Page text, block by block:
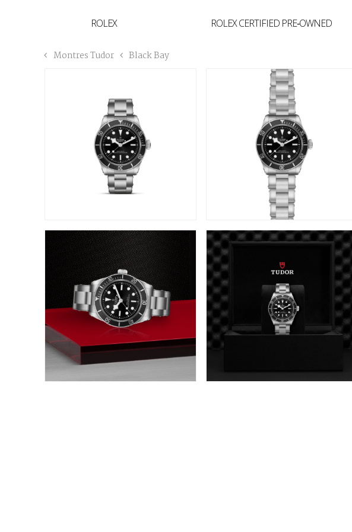
ROLEX ROLEX CERTIFIED PRE‑OWNED
BUCCELLATI
Montres Tudor Black Bay